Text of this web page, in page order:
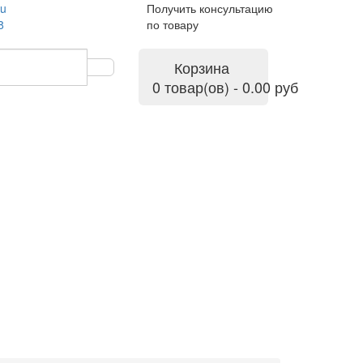
Получить консультацию
по товару
Корзина
0 товар(ов) - 0.00 руб